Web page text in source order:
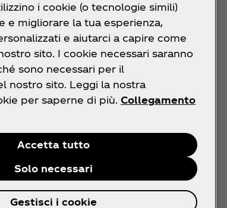
i cookie (o tecnologie simili)
e migliorare la tua esperienza,
e aiutarci a capire come
sito. I cookie necessari saranno
sono necessari per il
nostro sito. Leggi la nostra
per saperne di più. Collegamento
Accetta tutto
Solo necessari
Gestisci i cookie